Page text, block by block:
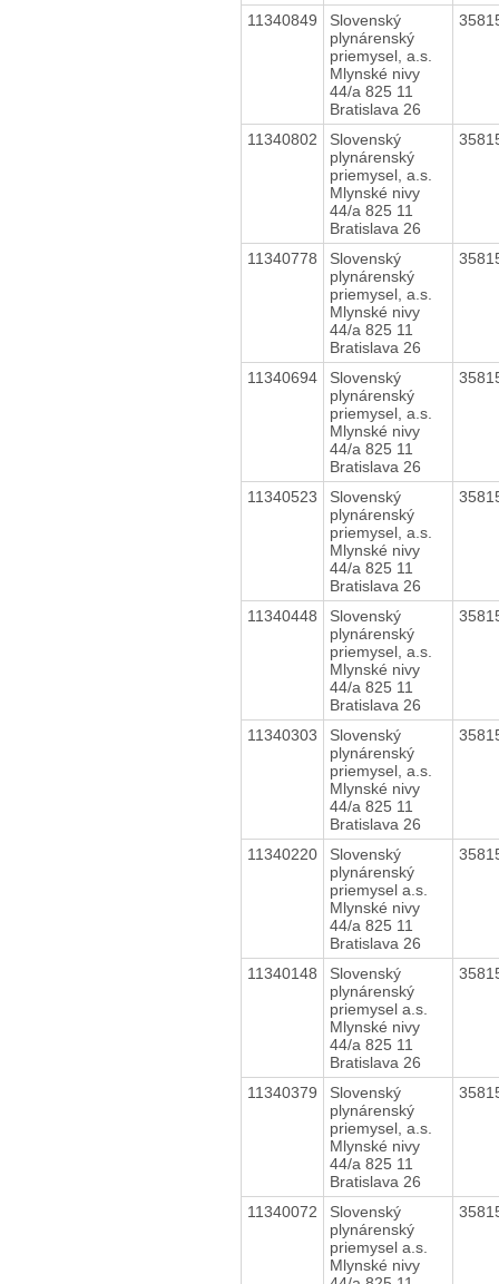
11340849
Slovenský
plynárenský
priemysel, a.s.
Mlynské nivy
44/a 825 11
Bratislava 26
11340802
Slovenský
plynárenský
priemysel, a.s.
Mlynské nivy
44/a 825 11
Bratislava 26
11340778
Slovenský
plynárenský
priemysel, a.s.
Mlynské nivy
44/a 825 11
Bratislava 26
11340694
Slovenský
plynárenský
priemysel, a.s.
Mlynské nivy
44/a 825 11
Bratislava 26
11340523
Slovenský
plynárenský
priemysel, a.s.
Mlynské nivy
44/a 825 11
Bratislava 26
11340448
Slovenský
plynárenský
priemysel, a.s.
Mlynské nivy
44/a 825 11
Bratislava 26
11340303
Slovenský
plynárenský
priemysel, a.s.
Mlynské nivy
44/a 825 11
Bratislava 26
11340220
Slovenský
plynárenský
priemysel a.s.
Mlynské nivy
44/a 825 11
Bratislava 26
11340148
Slovenský
plynárenský
priemysel a.s.
Mlynské nivy
44/a 825 11
Bratislava 26
11340379
Slovenský
plynárenský
priemysel, a.s.
Mlynské nivy
44/a 825 11
Bratislava 26
11340072
Slovenský
plynárenský
priemysel a.s.
Mlynské nivy